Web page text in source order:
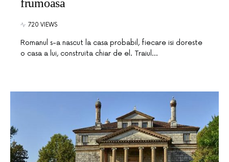
frumoasa
720 VIEWS
Romanul s-a nascut la casa probabil, fiecare isi doreste
o casa a lui, construita chiar de el. Traiul…